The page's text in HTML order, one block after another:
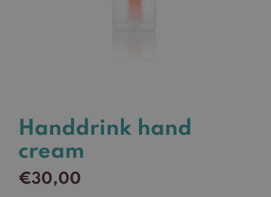
Handdrink hand
cream
€30,00